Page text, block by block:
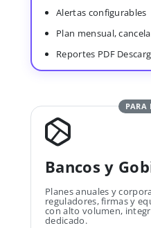
Alertas configurables
Plan mensual,
Reportes PDF
PARA
Bancos y
Planes anuales y
reguladores, firmas y
con alto volumen,
dedicado.